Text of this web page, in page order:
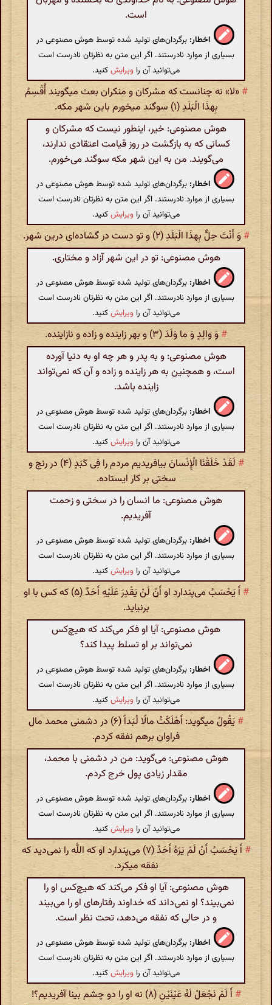
است.
اخطار: برگردان‌های تولید شده توسط هوش مصنوعی در
بسیاری از موارد نادرستند. اگر این متن به نظرتان نادرست است
می‌توانید آن را ویرایشکنید.
#«لا» نه چنانست که مشرکان و منکران بعث میگویند أُقْسِمُ
بِهذَا الْبَلَدِ (۱) سوگند میخورم باین شهر مکه.
هوش مصنوعی: خیر، اینطور نیست که مشرکان و
کسانی که به بازگشت در روز قیامت اعتقادی ندارند،
می‌گویند. من به این شهر مکه سوگند می‌خورم.
اخطار: برگردان‌های تولید شده توسط هوش مصنوعی در
بسیاری از موارد نادرستند. اگر این متن به نظرتان نادرست است
می‌توانید آن را ویرایشکنید.
#وَ أَنْتَ حِلٌّ بِهذَا الْبَلَدِ (۲) و تو دست در گشاده‌ای درین شهر.
هوش مصنوعی: تو در این شهر آزاد و مختاری.
اخطار: برگردان‌های تولید شده توسط هوش مصنوعی در
بسیاری از موارد نادرستند. اگر این متن به نظرتان نادرست است
می‌توانید آن را ویرایشکنید.
#وَ والِدٍ وَ ما وَلَدَ (۳) و بهر زاینده و زاده و نازاینده.
هوش مصنوعی: و به پدر و هر چه او به دنیا آورده
است، و همچنین به هر زاینده و زاده و آن که نمی‌تواند
زاینده باشد.
اخطار: برگردان‌های تولید شده توسط هوش مصنوعی در
بسیاری از موارد نادرستند. اگر این متن به نظرتان نادرست است
می‌توانید آن را ویرایشکنید.
#
لَقَدْ خَلَقْنَا الْإِنْسانَ بیافریدیم مردم را فِی کَبَدٍ (۴) در رنج و
سختی بر کار ایستاده.
هوش مصنوعی: ما انسان را در سختی و زحمت
آفریدیم.
اخطار: برگردان‌های تولید شده توسط هوش مصنوعی در
بسیاری از موارد نادرستند. اگر این متن به نظرتان نادرست است
می‌توانید آن را ویرایشکنید.
#
أَ یَحْسَبُ می‌پندارد او أَنْ لَنْ یَقْدِرَ عَلَیْهِ أَحَدٌ (۵) که کس با او
برنیاید.
هوش مصنوعی: آیا او فکر می‌کند که هیچ‌کس
نمی‌تواند بر او تسلط پیدا کند؟
اخطار: برگردان‌های تولید شده توسط هوش مصنوعی در
بسیاری از موارد نادرستند. اگر این متن به نظرتان نادرست است
می‌توانید آن را ویرایشکنید.
#
یَقُولُ میگوید: أَهْلَکْتُ مالًا لُبَداً (۶) در دشمنی محمد مال
فراوان برهم نفقه کردم.
هوش مصنوعی: می‌گوید: من در دشمنی با محمد،
مقدار زیادی پول خرج کردم.
اخطار: برگردان‌های تولید شده توسط هوش مصنوعی در
بسیاری از موارد نادرستند. اگر این متن به نظرتان نادرست است
می‌توانید آن را ویرایشکنید.
#
أَ یَحْسَبُ أَنْ لَمْ یَرَهُ أَحَدٌ (۷) می‌پندارد او که اللَّه را نمی‌دید که
نفقه میکرد.
هوش مصنوعی: آیا او فکر می‌کند که هیچ‌کس او را
نمی‌بیند؟ او نمی‌داند که خداوند رفتارهای او را می‌بیند
و در حالی که نفقه می‌دهد، تحت نظر است.
اخطار: برگردان‌های تولید شده توسط هوش مصنوعی در
بسیاری از موارد نادرستند. اگر این متن به نظرتان نادرست است
می‌توانید آن را ویرایشکنید.
# أَ لَمْ نَجْعَلْ لَهُ عَیْنَیْنِ (۸) نه او را دو چشم بینا آفریدیم؟!